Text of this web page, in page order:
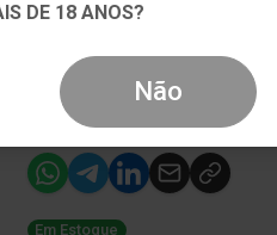
-30%
Vinho Casas
Cabernet
Em Estoque
DE 18 ANOS?
Não